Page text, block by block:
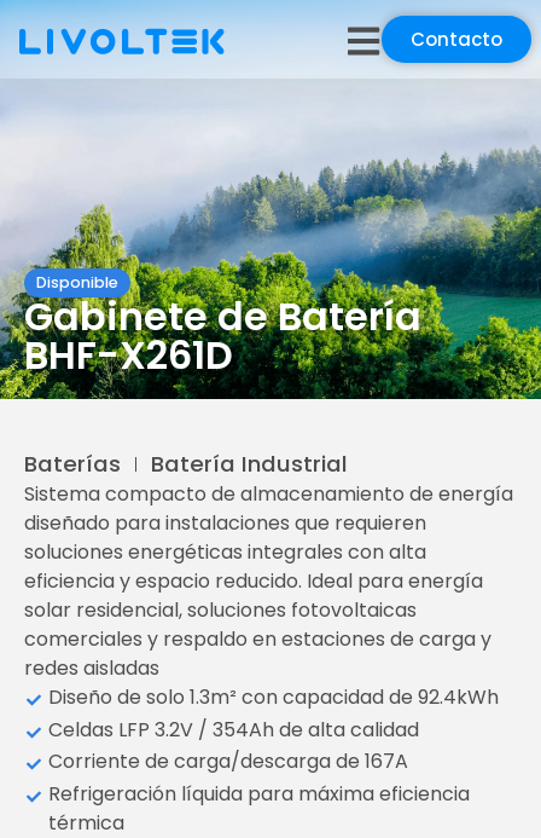
Contacto
Disponible
Gabinete de Batería
BHF-X261D
Baterías Batería Industrial
Sistema compacto de almacenamiento de energía
diseñado para instalaciones que requieren
soluciones energéticas integrales con alta
eficiencia y espacio reducido. Ideal para energía
solar residencial, soluciones fotovoltaicas
comerciales y respaldo en estaciones de carga y
redes aisladas
Diseño de solo 1.3m² con capacidad de 92.4kWh
Celdas LFP 3.2V / 354Ah de alta calidad
Corriente de carga/descarga de 167A
Refrigeración líquida para máxima eficiencia
térmica